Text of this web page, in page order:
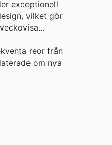
exceptionell
vilket gör
reor från
om nya